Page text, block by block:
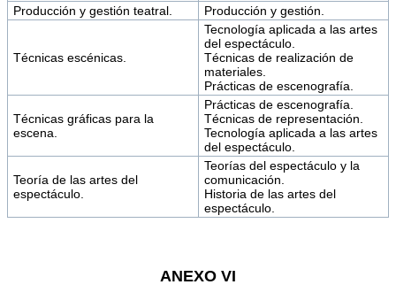
Producción y gestión teatral.
Producción y gestión.
Técnicas escénicas.
Tecnología aplicada a las artes
del espectáculo.
Técnicas de realización de
materiales.
Prácticas de escenografía.
Técnicas gráficas para la
escena.
Prácticas de escenografía.
Técnicas de representación.
Tecnología aplicada a las artes
del espectáculo.
Teoría de las artes del
espectáculo.
Teorías del espectáculo y la
comunicación.
Historia de las artes del
espectáculo.
ANEXO VI